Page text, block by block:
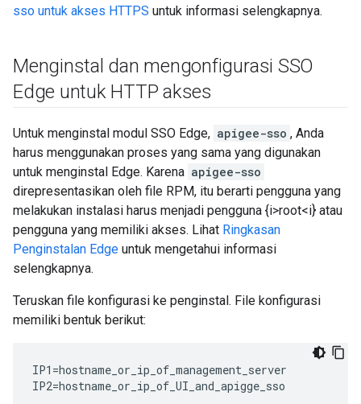
sso untuk akses HTTPS untuk informasi selengkapnya.
Menginstal dan mengonfigurasi SSO
Edge untuk HTTP akses
Untuk menginstal modul SSO Edge, apigee-sso , Anda
harus menggunakan proses yang sama yang digunakan
untuk menginstal Edge. Karena apigee-sso
direpresentasikan oleh file RPM, itu berarti pengguna yang
melakukan instalasi harus menjadi pengguna {i>root<i} atau
pengguna yang memiliki akses. Lihat Ringkasan
Penginstalan Edge untuk mengetahui informasi
selengkapnya.
Teruskan file konfigurasi ke penginstal. File konfigurasi
memiliki bentuk berikut:
IP1 =hostname_or_ip_of_management_server
IP2=hostname_or_ip_of_UI_and_apigge_sso